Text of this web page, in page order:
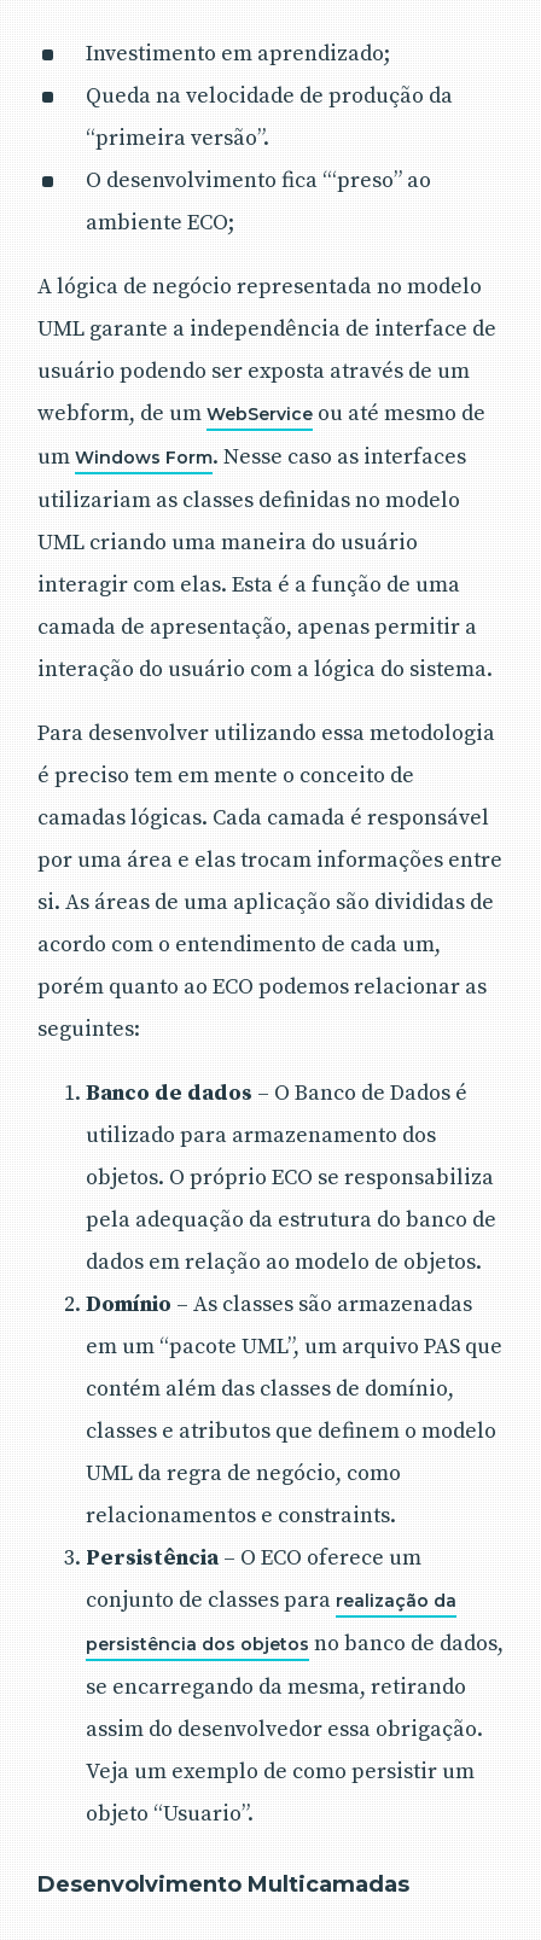
Investimento em aprendizado;
Queda na velocidade de produção da
“primeira versão”.
O desenvolvimento fica “‘preso” ao
ambiente ECO;
A lógica de negócio representada no modelo
UML garante a independência de interface de
usuário podendo ser exposta através de um
webform, de um WebService ou até mesmo de
um Windows Form. Nesse caso as interfaces
utilizariam as classes definidas no modelo
UML criando uma maneira do usuário
interagir com elas. Esta é a função de uma
camada de apresentação, apenas permitir a
interação do usuário com a lógica do sistema.
Para desenvolver utilizando essa metodologia
é preciso tem em mente o conceito de
camadas lógicas. Cada camada é responsável
por uma área e elas trocam informações entre
si. As áreas de uma aplicação são divididas de
acordo com o entendimento de cada um,
porém quanto ao ECO podemos relacionar as
seguintes:
Banco de dados – O Banco de Dados é
utilizado para armazenamento dos
objetos. O próprio ECO se responsabiliza
pela adequação da estrutura do banco de
dados em relação ao modelo de objetos.
Domínio – As classes são armazenadas
em um “pacote UML”, um arquivo PAS que
contém além das classes de domínio,
classes e atributos que definem o modelo
UML da regra de negócio, como
relacionamentos e constraints.
Persistência – O ECO oferece um
conjunto de classes para realização da
persistência dos objetos no banco de dados,
se encarregando da mesma, retirando
assim do desenvolvedor essa obrigação.
Veja um exemplo de como persistir um
objeto “Usuario”.
Desenvolvimento Multicamadas